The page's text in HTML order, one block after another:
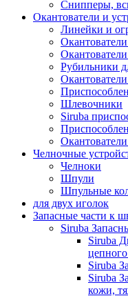
Снипперы,
Окантователи и
Линейки и
Рубильники
Шлевочники
Siruba
Челночные
Челноки
Шпули
Шпульные
для двух иголок
Запасные части к
Siruba
Siruba
Siruba
Siruba
кожи,